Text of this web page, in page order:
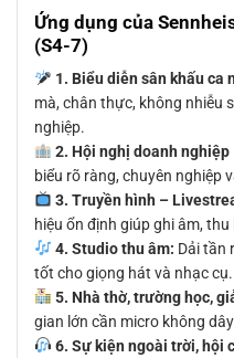
Ứng dụng của
(S4-7)
1. Biểu diễn sân khấu ca
mà, chân thực, không nhiễu
nghiệp.
2. Hội nghị doanh
biểu rõ ràng, chuyên nghiệp
3. Truyền hình –
hiệu ổn định giúp ghi âm,
4. Studio thu âm: Dải tần
tốt cho giọng hát và nhạc cụ.
5. Nhà thờ, trường học,
gian lớn cần micro không
6. Sự kiện ngoài trời, hội